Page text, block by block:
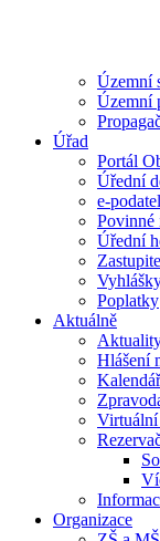
Územní
Územní
Úřad
Portál
Úřední
e-
Povinné
Úřední
Poplatky
Aktuálně
Hlášení
Organizace